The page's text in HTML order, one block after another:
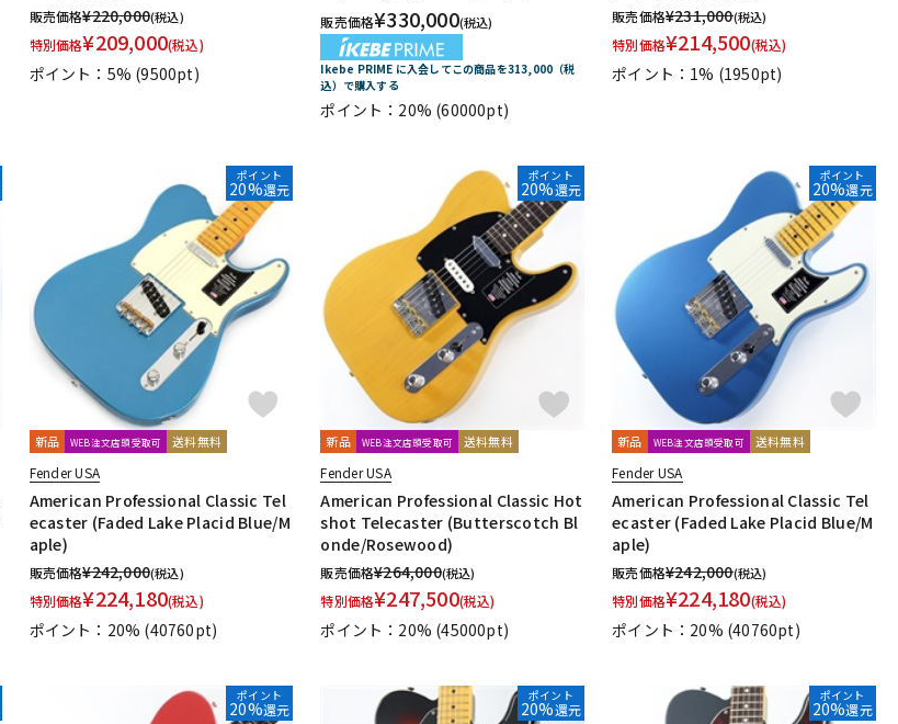
販売価格¥220,000(税込)
特別価格¥209,000(税込)
ポイント：5% (9500pt)
販売価格¥330,000(税込)
Ikebe PRIME に入会してこの商品を313,000（税
込）で購入する
ポイント：20% (60000pt)
販売価格¥231,000(税込)
特別価格¥214,500(税込)
ポイント：1% (1950pt)
ポイント
20%還元
新品 WEB注文店頭受取可 送料無料
Fender USA
American Professional Classic Tel
ecaster (Faded Lake Placid Blue/M
aple)
販売価格¥242,000(税込)
特別価格¥224,180(税込)
ポイント：20% (40760pt)
ポイント
20%還元
新品 WEB注文店頭受取可 送料無料
Fender USA
American Professional Classic Hot
shot Telecaster (Butterscotch Bl
onde/Rosewood)
販売価格¥264,000(税込)
特別価格¥247,500(税込)
ポイント：20% (45000pt)
ポイント
20%還元
新品 WEB注文店頭受取可 送料無料
Fender USA
American Professional Classic Tel
ecaster (Faded Lake Placid Blue/M
aple)
販売価格¥242,000(税込)
特別価格¥224,180(税込)
ポイント：20% (40760pt)
ポイント
20%還元
ポイント
20%還元
ポイント
20%還元